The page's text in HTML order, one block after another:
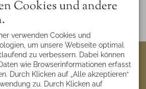
Route planen
Cookies und andere
verwenden Cookies und
um unsere Webseite optimal
zu verbessern. Dabei können
wie Browserinformationen erfasst
Durch Klicken auf „Alle akzeptieren“
zu. Durch Klicken auf